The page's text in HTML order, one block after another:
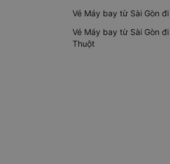
Vé Máy bay từ Sài Gòn đi
Vé Máy bay từ Sài Gòn
Thuột